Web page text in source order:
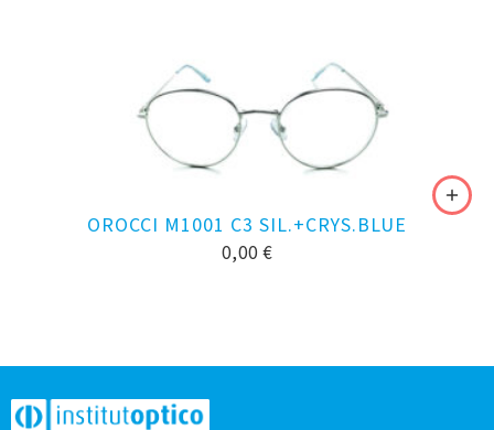
OROCCI M1001 C3 SIL.+CRYS.BLUE
0,00 €